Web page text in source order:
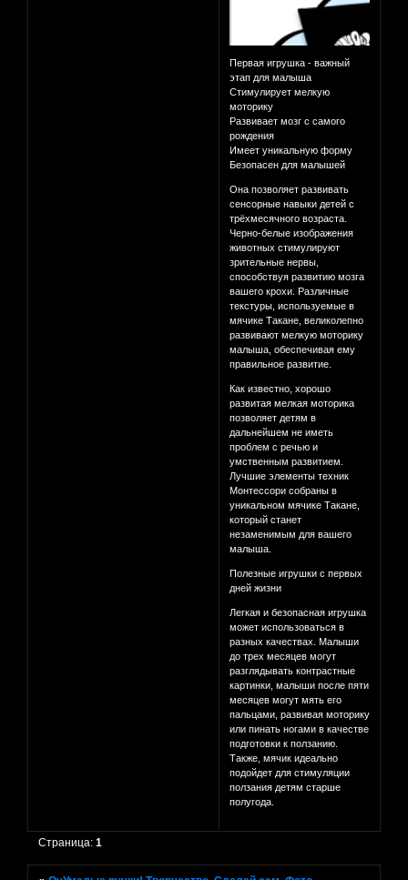
Первая игрушка - важный
этап для малыша
Cтимулирует мелкую
моторику
Развивает мозг с самого
рождения
Имеет уникальную форму
Безопасен для малышей
Она позволяет развивать
сенсорные навыки детей с
трёхмесячного возраста.
Черно-белые изображения
животных стимулируют
зрительные нервы,
способствуя развитию мозга
вашего крохи. Различные
текстуры, используемые в
мячике Такане, великолепно
развивают мелкую моторику
малыша, обеспечивая ему
правильное развитие.
Как известно, хорошо
развитая мелкая моторика
позволяет детям в
дальнейшем не иметь
проблем с речью и
умственным развитием.
Лучшие элементы техник
Монтессори собраны в
уникальном мячике Такане,
который станет
незаменимым для вашего
малыша.
Полезные игрушки с первых
дней жизни
Легкая и безопасная игрушка
может использоваться в
разных качествах. Малыши
до трех месяцев могут
разглядывать контрастные
картинки, малыши после пяти
месяцев могут мять его
пальцами, развивая моторику
или пинать ногами в качестве
подготовки к ползанию.
Также, мячик идеально
подойдет для стимуляции
ползания детям старше
полугода.
Страница:1